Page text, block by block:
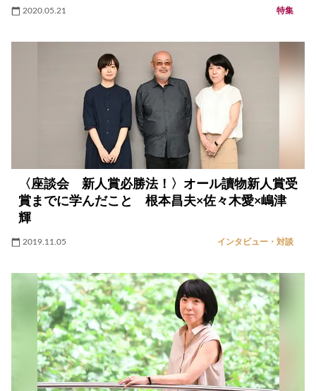
2020.05.21 特集
〈座談会 新人賞必勝法！〉オール讀物新人賞受
賞までに学んだこと 根本昌夫×佐々木愛×嶋津
輝
2019.11.05 インタビュー・対談